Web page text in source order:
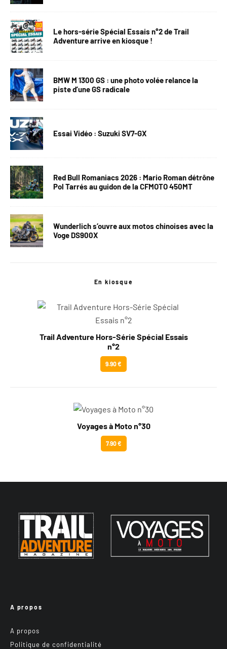
Le hors-série Spécial Essais n°2 de Trail
Adventure arrive en kiosque !
BMW M 1300 GS : une photo volée relance la
piste d’une GS radicale
Essai Vidéo : Suzuki SV7-GX
Red Bull Romaniacs 2026 : Mario Roman détrône
Pol Tarrés au guidon de la CFMOTO 450MT
Wunderlich s’ouvre aux motos chinoises avec la
Voge DS900X
En kiosque
Trail Adventure Hors-Série Spécial Essais
n°2
9.90 €
Voyages à Moto n°30
7.90 €
A propos
A propos
Politique de confidentialité